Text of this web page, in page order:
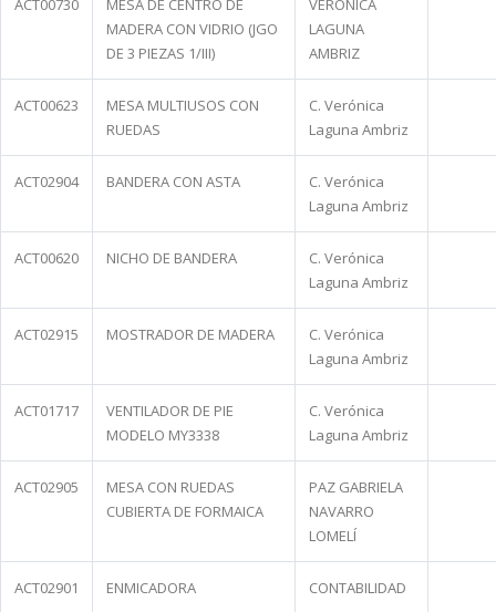
ACT00730
MESA DE CENTRO DE
MADERA CON VIDRIO (JGO
DE 3 PIEZAS 1/III)
VERÓNICA
LAGUNA
AMBRIZ
ACT00623
MESA MULTIUSOS CON
RUEDAS
C. Verónica
Laguna Ambriz
ACT02904 BANDERA CON ASTA
C. Verónica
Laguna Ambriz
ACT00620 NICHO DE BANDERA
C. Verónica
Laguna Ambriz
ACT02915 MOSTRADOR DE MADERA
C. Verónica
Laguna Ambriz
ACT01717
VENTILADOR DE PIE
MODELO MY3338
C. Verónica
Laguna Ambriz
ACT02905
MESA CON RUEDAS
CUBIERTA DE FORMAICA
PAZ GABRIELA
NAVARRO
LOMELÍ
ACT02901 ENMICADORA CONTABILIDAD